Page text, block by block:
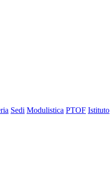
Sedi Modulistica PTOF Istituto